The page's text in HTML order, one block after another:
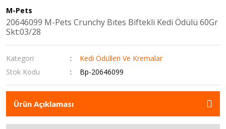
M-Pets
20646099 M-Pets Crunchy Bıtes Biftekli Kedi Ödülü 60Gr
Skt:03/28
Kategori
Kedi Ödülleri Ve Kremalar
Stok Kodu
Bp-20646099
Ürün Açıklaması